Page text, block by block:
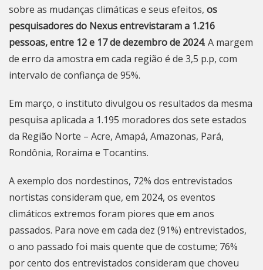
sobre as mudanças climáticas e seus efeitos, os
pesquisadores do Nexus entrevistaram a 1.216
pessoas, entre 12 e 17 de dezembro de 2024. A margem
de erro da amostra em cada região é de 3,5 p.p, com
intervalo de confiança de 95%.
Em março, o instituto divulgou os resultados da mesma
pesquisa aplicada a 1.195 moradores dos sete estados
da Região Norte – Acre, Amapá, Amazonas, Pará,
Rondônia, Roraima e Tocantins.
A exemplo dos nordestinos, 72% dos entrevistados
nortistas consideram que, em 2024, os eventos
climáticos extremos foram piores que em anos
passados. Para nove em cada dez (91%) entrevistados,
o ano passado foi mais quente que de costume; 76%
por cento dos entrevistados consideram que choveu